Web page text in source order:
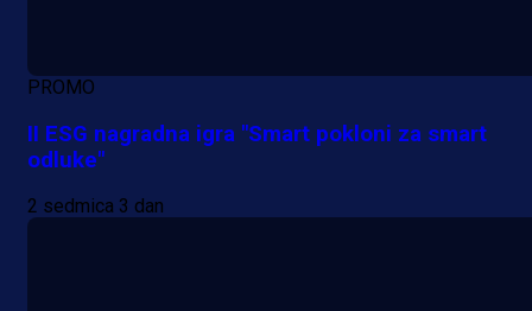
PROMO
II ESG nagradna igra "Smart pokloni za smart
odluke"
2 sedmica 3 dan